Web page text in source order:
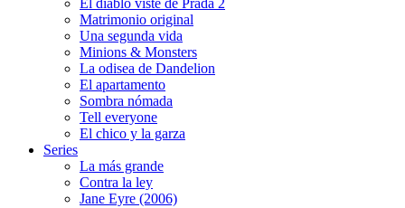
El diablo viste de Prada 2
Matrimonio original
Una segunda vida
Minions & Monsters
La odisea de Dandelion
El apartamento
Sombra nómada
Tell everyone
El chico y la garza
Series
La más grande
Contra la ley
Jane Eyre (2006)